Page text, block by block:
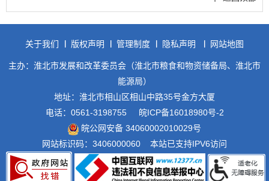
关于我们 版权声明 管理制度 隐私声明 网站地图
主办：淮北市发展和改革委员会（淮北市粮食和物资储备局、淮北市
能源局）
地址：淮北市相山区相山中路35号金方大厦
电话：0561-3198755
皖ICP备16018980号-2
皖公网安备 34060002010029号
网站标识码：3406000060
本站已支持IPV6访问